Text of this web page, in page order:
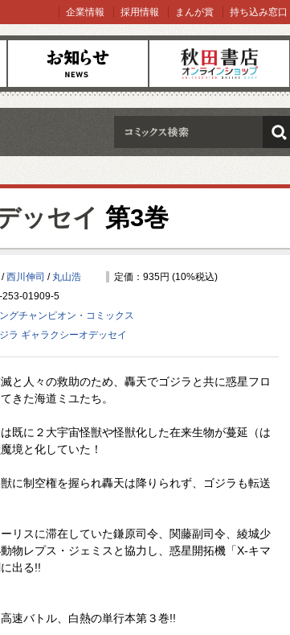
お知らせ オンラインショップ
企業情報 採用情報 まんが賞 持ち込み窓口
検索
ッセイ 第3巻
/西川伸司 / 丸山浩
定価：935円 (10%税込)
253-01909-5
グチャンピオン・コミックス
ラ ギャラクシーオデッセイ
と人々の救助のため、轟天でゴジラと共に惑星フロ
きた海道ミユたち。
既に２大宇宙怪獣や怪獣化した在来生物が蔓延（は
境と化していた！
に制空権を握られ轟天は降りられず、ゴジラも転送
リスに滞在していた鎌原司令、関藤副司令、綾城少
物レプス・ジェミスと協力し、惑星開拓機「X-キマ
出る!!
速バトル、白熱の単行本第３巻!!